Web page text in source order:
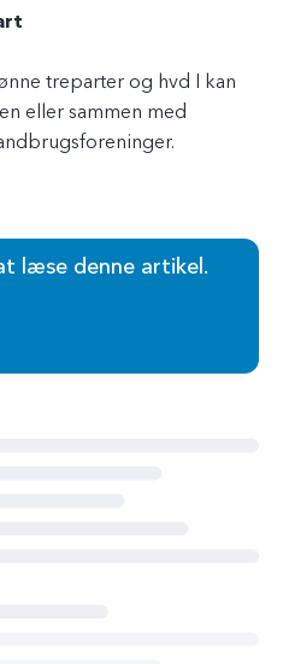
treparter og hvd I kan
eller sammen med
læse denne artikel.